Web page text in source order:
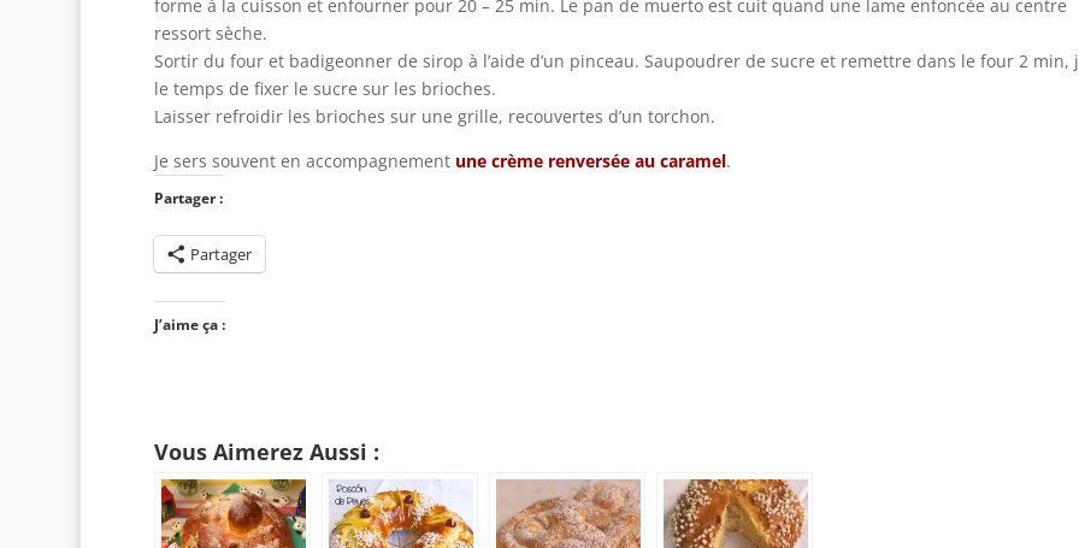
forme à la cuisson et enfourner pour 20 – 25 min. Le pan de muerto est cuit quand une lame enfoncée au centre
ressort sèche.
Sortir du four et badigeonner de sirop à l’aide d’un pinceau. Saupoudrer de sucre et remettre dans le four 2 min,
le temps de fixer le sucre sur les brioches.
Laisser refroidir les brioches sur une grille, recouvertes d’un torchon.
Je sers souvent en accompagnement une crème renversée au caramel.
Partager :
Partager
J’aime ça :
Vous Aimerez Aussi :